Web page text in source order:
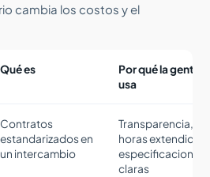
cambia los costos y el
Qué es
Por qué la gente
usa
Contratos
estandarizados en
un intercambio
Transparencia,
horas extendidas,
especificaciones
claras